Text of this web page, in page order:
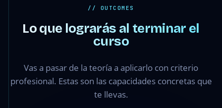
// OUTCOMES
Lo que lograrás al terminar el
curso
Vas a pasar de la teoría a aplicarlo con criterio
profesional. Estas son las capacidades concretas que
te llevas.